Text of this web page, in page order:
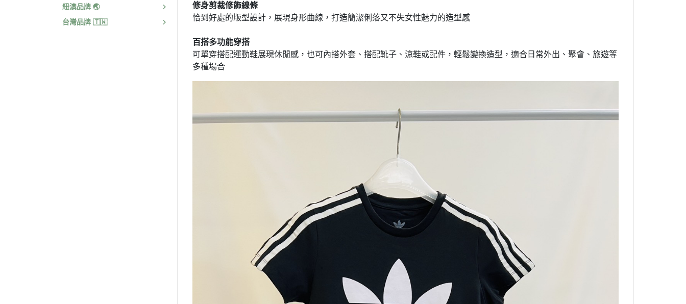
紐澳品牌 🌏
台灣品牌 🇹🇼
修身剪裁修飾線條
恰到好處的版型設計，展現身形曲線，打造簡潔俐落又不失女性魅力的造型感
百搭多功能穿搭
可單穿搭配運動鞋展現休閒感，也可內搭外套、搭配靴子、涼鞋或配件，輕鬆變換造型，適合日常外出、聚會、旅遊等
多種場合